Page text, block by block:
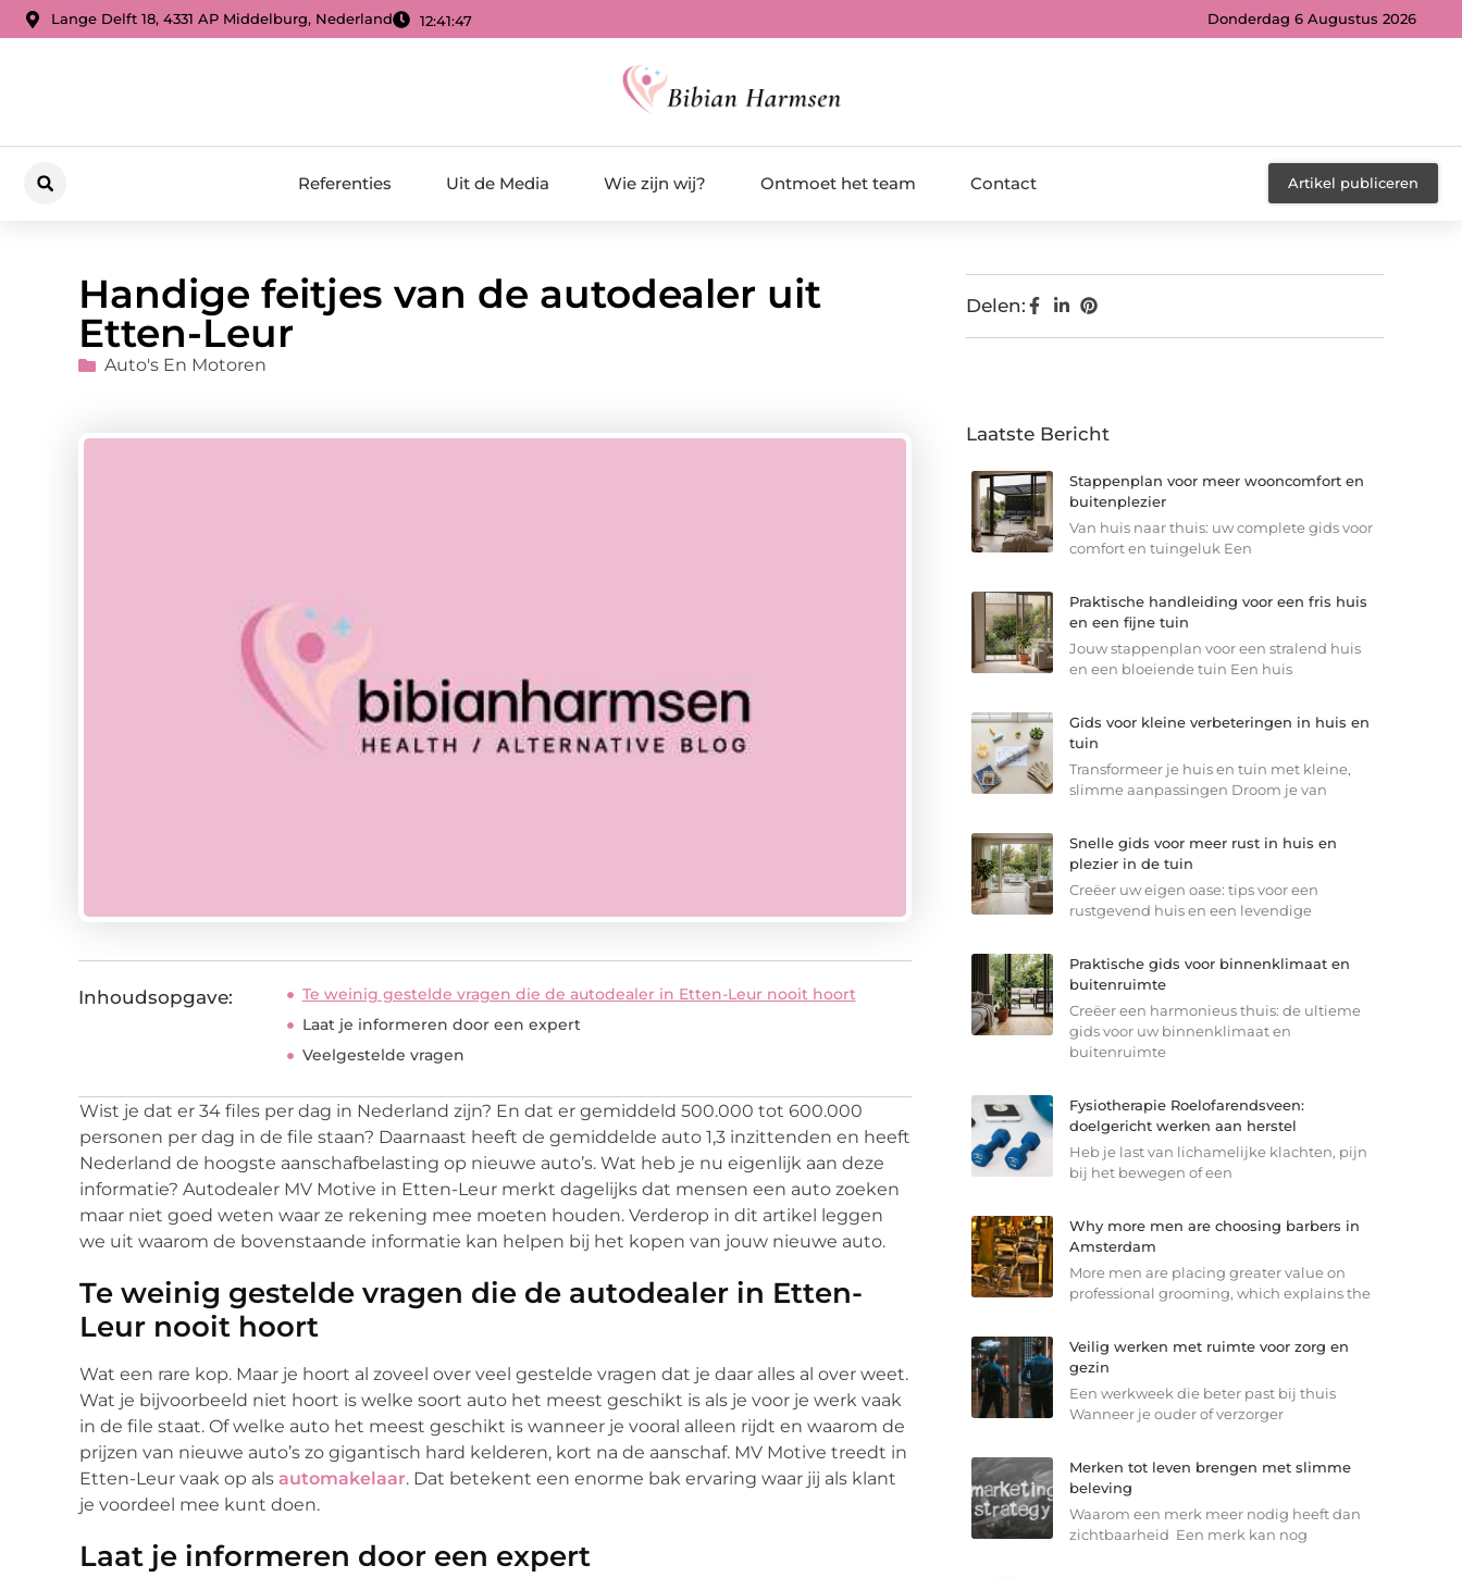
Lange Delft 18, 4331 AP Middelburg, Nederland 12:41:48 Donderdag 6 Augustus 2026
Referenties Uit de Media Wie zijn wij? Ontmoet het team Contact Artikel publiceren
Handige feitjes van de autodealer uit
Etten-Leur
Auto's En Motoren
Inhoudsopgave:
Te weinig gestelde vragen die de autodealer in Etten-Leur nooit hoort
Laat je informeren door een expert
Veelgestelde vragen
Wist je dat er 34 files per dag in Nederland zijn? En dat er gemiddeld 500.000 tot 600.000
personen per dag in de file staan? Daarnaast heeft de gemiddelde auto 1,3 inzittenden en heeft
Nederland de hoogste aanschafbelasting op nieuwe auto’s. Wat heb je nu eigenlijk aan deze
informatie? Autodealer MV Motive in Etten-Leur merkt dagelijks dat mensen een auto zoeken
maar niet goed weten waar ze rekening mee moeten houden. Verderop in dit artikel leggen
we uit waarom de bovenstaande informatie kan helpen bij het kopen van jouw nieuwe auto.
Te weinig gestelde vragen die de autodealer in Etten-
Leur nooit hoort
Wat een rare kop. Maar je hoort al zoveel over veel gestelde vragen dat je daar alles al over weet.
Wat je bijvoorbeeld niet hoort is welke soort auto het meest geschikt is als je voor je werk vaak
in de file staat. Of welke auto het meest geschikt is wanneer je vooral alleen rijdt en waarom de
prijzen van nieuwe auto’s zo gigantisch hard kelderen, kort na de aanschaf. MV Motive treedt in
Etten-Leur vaak op als automakelaar. Dat betekent een enorme bak ervaring waar jij als klant
je voordeel mee kunt doen.
Laat je informeren door een expert
Delen:
Laatste Bericht
Stappenplan voor meer wooncomfort en
buitenplezier
Van huis naar thuis: uw complete gids voor
comfort en tuingeluk Een
Praktische handleiding voor een fris huis
en een fijne tuin
Jouw stappenplan voor een stralend huis
en een bloeiende tuin Een huis
Gids voor kleine verbeteringen in huis en
tuin
Transformeer je huis en tuin met kleine,
slimme aanpassingen Droom je van
Snelle gids voor meer rust in huis en
plezier in de tuin
Creëer uw eigen oase: tips voor een
rustgevend huis en een levendige
Praktische gids voor binnenklimaat en
buitenruimte
Creëer een harmonieus thuis: de ultieme
gids voor uw binnenklimaat en
buitenruimte
Fysiotherapie Roelofarendsveen:
doelgericht werken aan herstel
Heb je last van lichamelijke klachten, pijn
bij het bewegen of een
Why more men are choosing barbers in
Amsterdam
More men are placing greater value on
professional grooming, which explains the
Veilig werken met ruimte voor zorg en
gezin
Een werkweek die beter past bij thuis
Wanneer je ouder of verzorger
Merken tot leven brengen met slimme
beleving
Waarom een merk meer nodig heeft dan
zichtbaarheid Een merk kan nog